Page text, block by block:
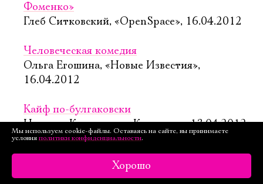
Фоменко»
Глеб Ситковский, «OpenSpace», 16.04.2012
Человеческая комедия
Ольга Егошина, «Новые Известия»,
16.04.2012
Кайф по-булгаковски
Наталия Каминская, «Культура», 13.04.2012
Петр Фоменко прочел «Театральный роман»
в жанре меланхолии
Мы используем cookie-файлы. Оставаясь на сайте, вы принимаете
условия политики конфиденциальности.
Хорошо